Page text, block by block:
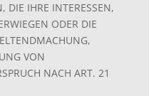
DIE IHRE INTERESSEN,
ODER DIE
VON
NACH ART. 21